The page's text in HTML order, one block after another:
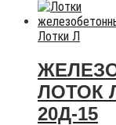
Лотки Л
ЛОТОК
20Д-15